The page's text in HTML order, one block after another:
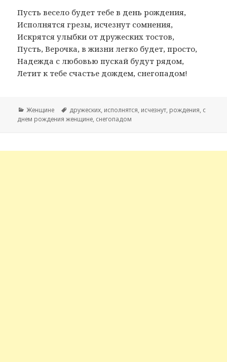
Пусть весело будет тебе в день рождения,
Исполнятся грезы, исчезнут сомнения,
Искрятся улыбки от дружеских тостов,
Пусть, Верочка, в жизни легко будет, просто,
Надежда с любовью пускай будут рядом,
Летит к тебе счастье дождем, снегопадом!
Рубрики
Женщине Метки
дружеских, исполнятся, исчезнут, рождения, с
днем рождения женщине, снегопадом